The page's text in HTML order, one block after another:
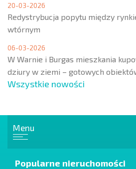
20-03-2026
Redystrybucja popytu między
wtórnym
06-03-2026
W Warnie i Burgas mieszkania
dziury w ziemi – gotowych
Wszystkie nowości
Menu
Popularne nieruchomości